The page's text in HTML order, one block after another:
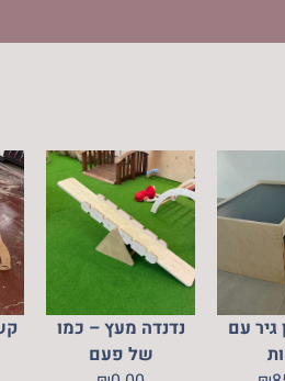
נדנדה
סט שולחן גיר עם